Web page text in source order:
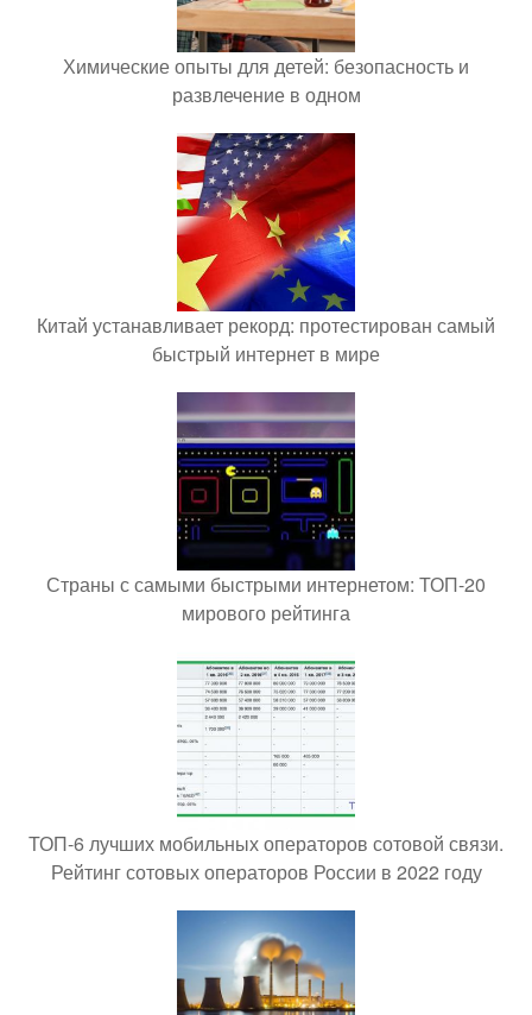
Химические опыты для детей: безопасность и
развлечение в одном
Китай устанавливает рекорд: протестирован самый
быстрый интернет в мире
Страны с самыми быстрыми интернетом: ТОП-20
мирового рейтинга
ТОП-6 лучших мобильных операторов сотовой связи.
Рейтинг сотовых операторов России в 2022 году